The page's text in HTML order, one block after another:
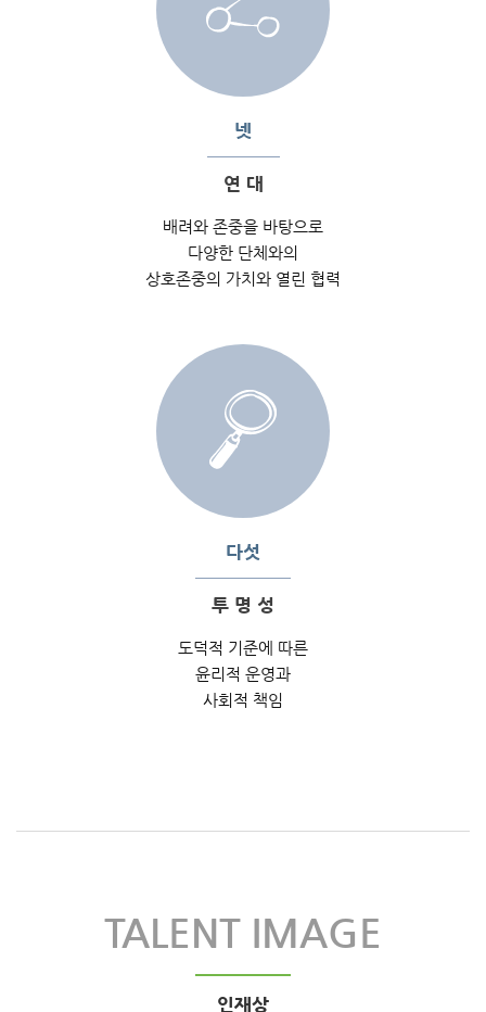
넷
연 대
배려와 존중을 바탕으로
다양한 단체와의
상호존중의 가치와 열린 협력
다섯
투 명 성
도덕적 기준에 따른
윤리적 운영과
사회적 책임
TALENT IMAGE
인재상